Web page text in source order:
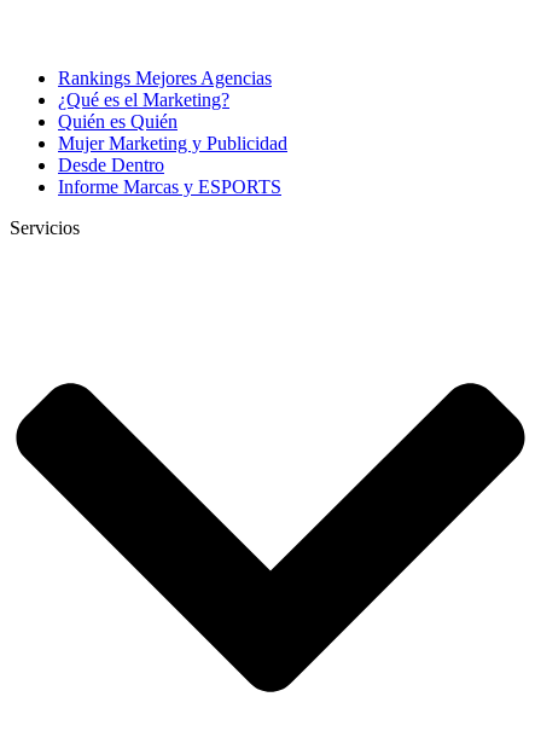
Rankings Mejores Agencias
¿Qué es el Marketing?
Quién es Quién
Mujer Marketing y Publicidad
Desde Dentro
Informe Marcas y ESPORTS
Servicios